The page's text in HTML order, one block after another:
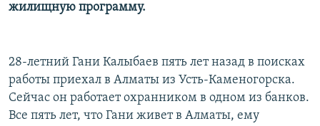
жилищную программу.
28-летний Гани Калыбаев пять лет назад в поисках
работы приехал в Алматы из Усть-Каменогорска.
Сейчас он работает охранником в одном из банков.
Все пять лет, что Гани живет в Алматы, ему